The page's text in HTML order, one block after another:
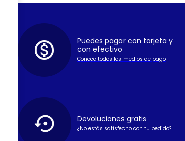
Puedes pagar con tarjeta y
con efectivo
Conoce todos los medios de pago
Devoluciones gratis
¿No estás satisfecho con tu pedido?